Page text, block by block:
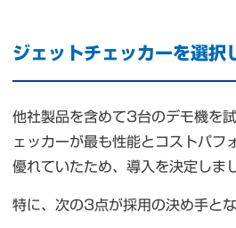
ジェットチェッカーを選択
他社製品を含めて3台のデモ機を
ェッカーが最も性能とコストパフ
優れていたため、導入を決定しま
特に、次の3点が採用の決め手とな